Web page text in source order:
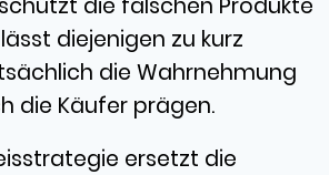
die falschen Produkte
diejenigen zu kurz
die Wahrnehmung
die Käufer prägen.
ersetzt die